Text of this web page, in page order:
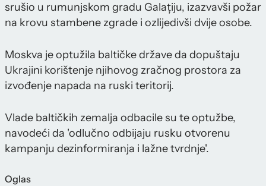
srušio u rumunjskom gradu Galațiju, izazvavši požar
na krovu stambene zgrade i ozlijedivši dvije osobe.
Moskva je optužila baltičke države da dopuštaju
Ukrajini korištenje njihovog zračnog prostora za
izvođenje napada na ruski teritorij.
Vlade baltičkih zemalja odbacile su te optužbe,
navodeći da 'odlučno odbijaju rusku otvorenu
kampanju dezinformiranja i lažne tvrdnje'.
Oglas